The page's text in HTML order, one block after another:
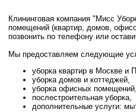
Клининговая компания "Мисс
помещений (квартир, домов,
позвонить по телефону или
Мы предоставляем следующие
уборка квартир в Москве и
уборка домов и коттеджей,
уборка офисных помещений,
послестроительная уборка,
дополнительные услуги: